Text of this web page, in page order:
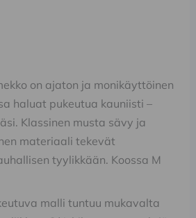
on ajaton ja monikäyttöinen
haluat pukeutua kauniisti –
Klassinen musta sävy ja
materiaali tekevät
tyylikkään. Koossa M
malli tuntuu mukavalta